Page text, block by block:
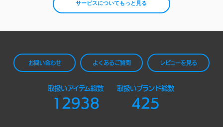
サービスについてもっと見る
お問い合わせ よくあるご質問 レビューを見る
取扱いアイテム総数
12938
取扱いブランド総数
425